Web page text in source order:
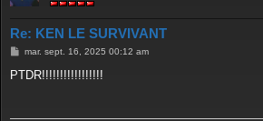
Re: KEN LE SURVIVANT
M
s
mar. sept. 16, 2025 00:12 am
PTDR!!!!!!!!!!!!!!!!!